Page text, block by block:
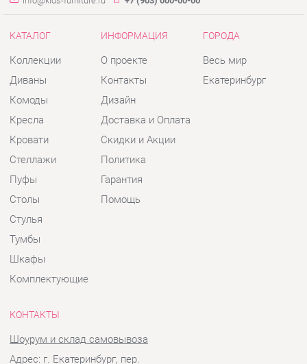
Комоды
Кресла
Пуфы
Столы
Стулья
Тумбы
Шкафы
Комплектующие
Дизайн
Доставка и Оплата
Политика
Помощь
КОНТАКТЫ
Шоурум и склад самовывоза
Адрес: г. Екатеринбург, пер.
Базовый, 47
Часы работы:
Пн - Пт:10:00 - 18:00 (GMT+5)
Отправить сообщение